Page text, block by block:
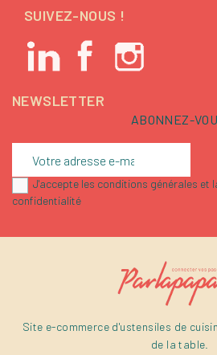
SUIVEZ-NOUS !
NEWSLETTER
ABONNEZ-
J'accepte les conditions générales et
confidentialité
Site e-commerce d'ustensiles de
de la table.